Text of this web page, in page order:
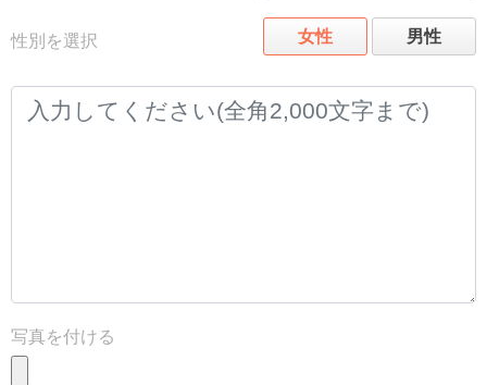
性別を選択 女性 男性
写真を付ける